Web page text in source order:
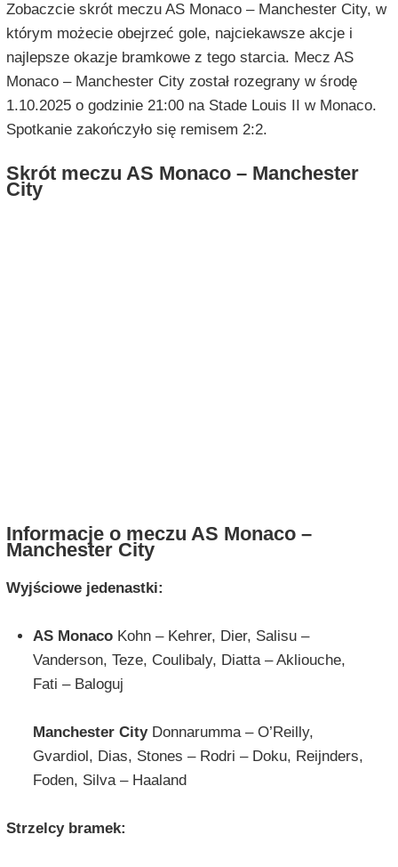
Zobaczcie skrót meczu AS Monaco – Manchester City, w
którym możecie obejrzeć gole, najciekawsze akcje i
najlepsze okazje bramkowe z tego starcia. Mecz AS
Monaco – Manchester City został rozegrany w środę
1.10.2025 o godzinie 21:00 na Stade Louis II w Monaco.
Spotkanie zakończyło się remisem 2:2.
Skrót meczu AS Monaco – Manchester
City
Informacje o meczu AS Monaco –
Manchester City
Wyjściowe jedenastki:
AS MonacoKohn – Kehrer, Dier, Salisu –
Vanderson, Teze, Coulibaly, Diatta – Akliouche,
Fati – Baloguj
Manchester CityDonnarumma – O’Reilly,
Gvardiol, Dias, Stones – Rodri – Doku, Reijnders,
Foden, Silva – Haaland
Strzelcy bramek: